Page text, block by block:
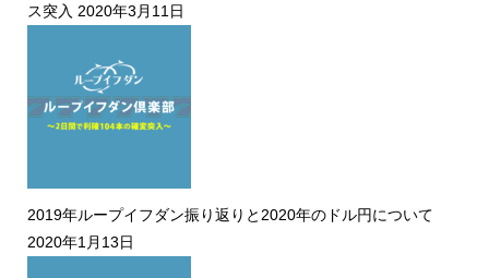
ス突入 2020年3月11日
2019年ループイフダン振り返りと2020年のドル円について
2020年1月13日